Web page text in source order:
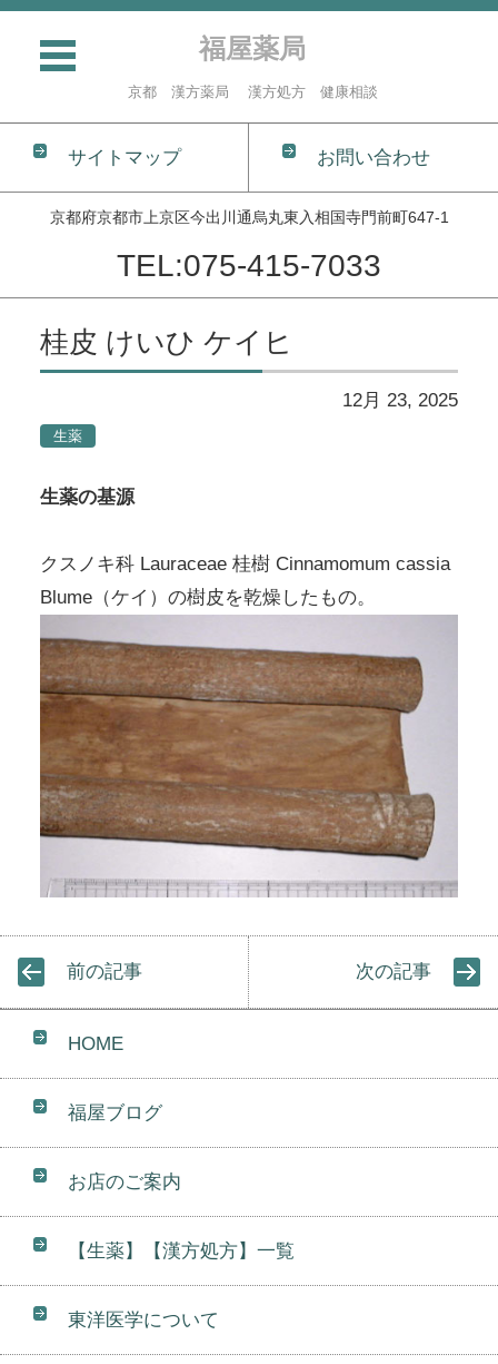
福屋薬局
京都 漢方薬局 漢方処方 健康相談
サイトマップ お問い合わせ
京都府京都市上京区今出川通烏丸東入相国寺門前町647-1
TEL:075-415-7033
桂皮 けいひ ケイヒ
12月 23, 2025
生薬
生薬の基源
クスノキ科 Lauraceae 桂樹 Cinnamomum cassia
Blume（ケイ）の樹皮を乾燥したもの。
前の記事 次の記事
HOME
福屋ブログ
お店のご案内
【生薬】【漢方処方】一覧
東洋医学について